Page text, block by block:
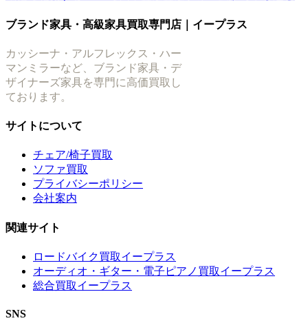
ブランド家具・高級家具買取専門店｜イープラス
カッシーナ・アルフレックス・ハー
マンミラーなど、ブランド家具・デ
ザイナーズ家具を専門に高価買取し
ております。
サイトについて
チェア/椅子買取
ソファ買取
プライバシーポリシー
会社案内
関連サイト
ロードバイク買取イープラス
オーディオ・ギター・電子ピアノ買取イープラス
総合買取イープラス
SNS